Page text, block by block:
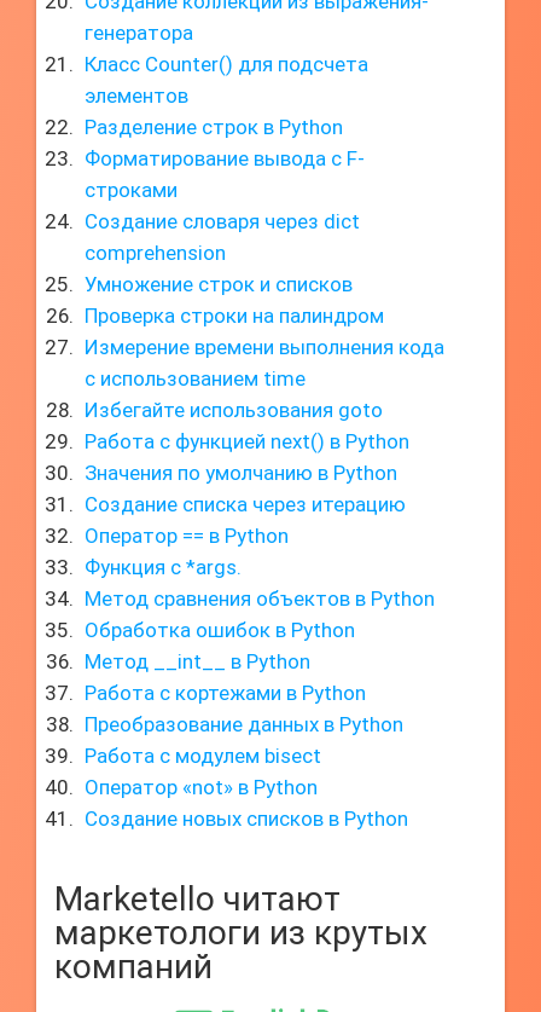
генератора
Класс Counter() для подсчета
элементов
Разделение строк в Python
Форматирование вывода с F-
строками
Создание словаря через dict
comprehension
Умножение строк и списков
Проверка строки на палиндром
Измерение времени выполнения кода
с использованием time
Избегайте использования goto
Работа с функцией next() в Python
Значения по умолчанию в Python
Создание списка через итерацию
Оператор == в Python
Функция с *args.
Метод сравнения объектов в Python
Обработка ошибок в Python
Метод __int__ в Python
Работа с кортежами в Python
Преобразование данных в Python
Работа с модулем bisect
Оператор «not» в Python
Создание новых списков в Python
Marketello читают
маркетологи из крутых
компаний